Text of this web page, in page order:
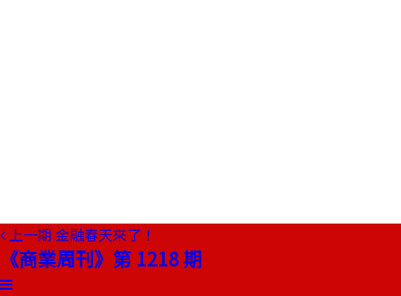
上一期 金融春天來了！
《商業周刊》第 1218 期